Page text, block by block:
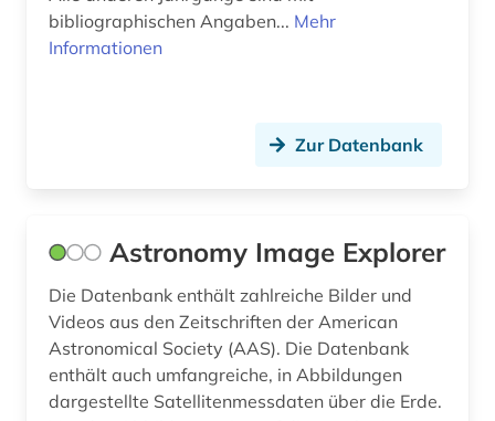
bibliographischen Angaben... Mehr
Informationen
Zur Datenbank
Astronomy Image Explorer
Die Datenbank enthält zahlreiche Bilder und
Videos aus den Zeitschriften der American
Astronomical Society (AAS). Die Datenbank
enthält auch umfangreiche, in Abbildungen
dargestellte Satellitenmessdaten über die Erde.